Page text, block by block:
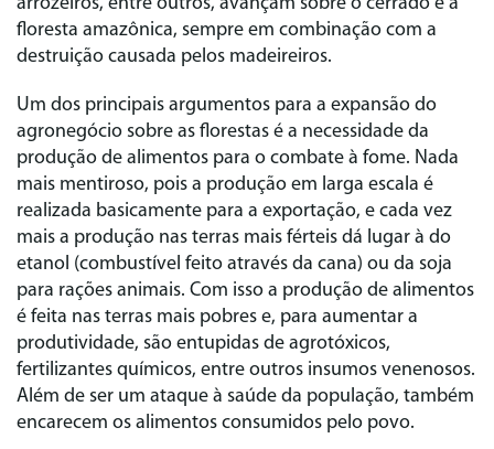
floresta amazônica, sempre em combinação com a
destruição causada pelos madeireiros.
Um dos principais argumentos para a expansão do
agronegócio sobre as florestas é a necessidade da
produção de alimentos para o combate à fome. Nada
mais mentiroso, pois a produção em larga escala é
realizada basicamente para a exportação, e cada vez
mais a produção nas terras mais férteis dá lugar à do
etanol (combustível feito através da cana) ou da soja
para rações animais. Com isso a produção de alimentos
é feita nas terras mais pobres e, para aumentar a
produtividade, são entupidas de agrotóxicos,
fertilizantes químicos, entre outros insumos venenosos.
Além de ser um ataque à saúde da população, também
encarecem os alimentos consumidos pelo povo.